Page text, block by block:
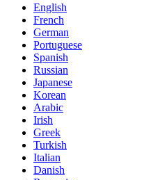
English
French
German
Portuguese
Spanish
Russian
Japanese
Korean
Arabic
Irish
Greek
Turkish
Italian
Danish